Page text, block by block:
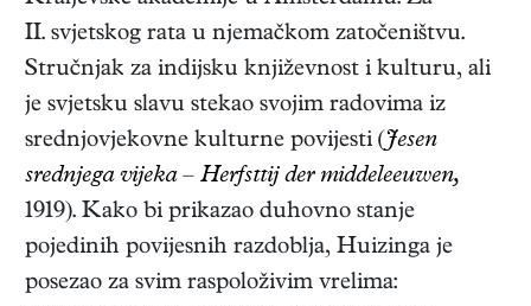
II. svjetskog rata u njemačkom zatočeništvu.
Stručnjak za indijsku književnost i kulturu, ali
je svjetsku slavu stekao svojim radovima iz
srednjovjekovne kulturne povijesti (Jesen
srednjega vijeka – Herfsttij der middeleeuwen,
1919). Kako bi prikazao duhovno stanje
pojedinih povijesnih razdoblja, Huizinga je
posezao za svim raspoloživim vrelima: